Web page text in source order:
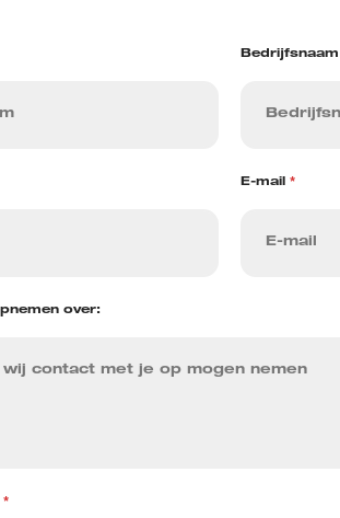
Bedrijfsnaam
E-mail *
over:
*